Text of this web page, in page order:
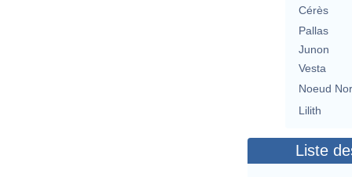
Cérès
Pallas
Junon
Vesta
Noeud
Lilith
Liste